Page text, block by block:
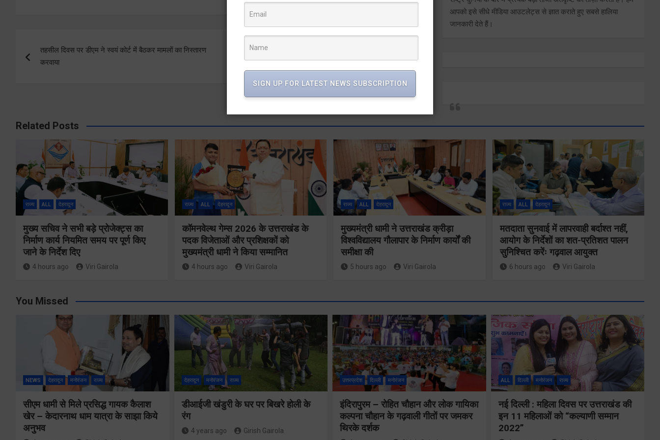
navigation
तहसील दिवस पर डीएम ने स्वयं कोर्ट में बैठकर मामलों का निस्तारण
करवाया
अपर मुख्य सचिव राधा रतूड़ी ने मेरी माटी मेरा देश कार्यक्रम
तैयारियों की समीक्षा की
आपको इसे सीधे मीडिया आउटलेट्स से ज्ञात कराते हुए सबसे हालिया
जानकारी देते हैं।
Related Posts
राज्य ALL देहरादून
मुख्य सचिव ने सभी बड़े प्रोजेक्ट्स का
निर्माण कार्य नियमित समय पर पूर्ण किए
जाने के निर्देश दिए
4 hours ago Viri Gairola
राज्य ALL देहरादून
कॉमनवेल्थ गेम्स 2026 के उत्तराखंड के
पदक विजेताओं और प्रशिक्षकों को
मुख्यमंत्री धामी ने किया सम्मानित
4 hours ago Viri Gairola
राज्य ALL देहरादून
मुख्यमंत्री धामी ने उत्तराखंड क्रीड़ा
विश्वविद्यालय गौलापार के निर्माण कार्यों की
समीक्षा की
5 hours ago Viri Gairola
राज्य ALL देहरादून
मतदाता सुनवाई में लापरवाही बर्दाश्त नहीं,
आयोग के निर्देशों का शत-प्रतिशत पालन
सुनिश्चित करेंः गढ़वाल आयुक्त
6 hours ago Viri Gairola
You Missed
NEWS देहरादून मनोरंजन राज्य
सीएम धामी से मिले प्रसिद्ध गायक कैलाश
खेर – केदारनाथ धाम यात्रा के साझा किये
अनुभव
देहरादून मनोरंजन राज्य
डीआईजी खंडुरी के घर पर बिखरे होली के
रंग
4 years ago Girish Gairola
उत्तरप्रदेश दिल्ली मनोरंजन
इंदिरापुरम – रोहित चौहान और लोक गायिका
कल्पना चौहान के गढ़वाली गीतों पर जमकर
थिरके दर्शक
ALL दिल्ली मनोरंजन राज्य
नई दिल्ली : महिला दिवस पर उत्तराखंड की
इन 11 महिलाओं को “कल्याणी सम्मान
2022”
मतदाता सुनवाई में
लापरवाही बर्दाश्त
नहीं, आयोग के
निर्देशों का शत-
प्रतिशत पालन
मुख्य सचिव ने
सभी बड़े
प्रोजेक्ट्स का
निर्माण कार्य
नियमित समय पर
पूर्ण किए जाने के
कॉमनवेल्थ गेम्स
2026 के
उत्तराखंड के
पदक विजेताओं
और प्रशिक्षकों को
मुख्यमंत्री धामी ने
SIGN UP FOR LATEST NEWS SUBSCRIPTION